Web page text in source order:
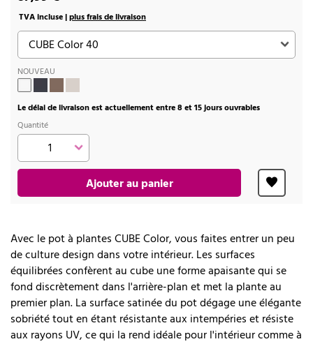
TVA incluse |plus frais de livraison
NOUVEAU
Le délai de livraison est actuellement entre 8 et 15 jours ouvrables
Quantité
Ajouter au panier
Avec le pot à plantes CUBE Color, vous faites entrer un peu
de culture design dans votre intérieur. Les surfaces
équilibrées confèrent au cube une forme apaisante qui se
fond discrètement dans l'arrière-plan et met la plante au
premier plan. La surface satinée du pot dégage une élégante
sobriété tout en étant résistante aux intempéries et résiste
aux rayons UV, ce qui la rend idéale pour l'intérieur comme à